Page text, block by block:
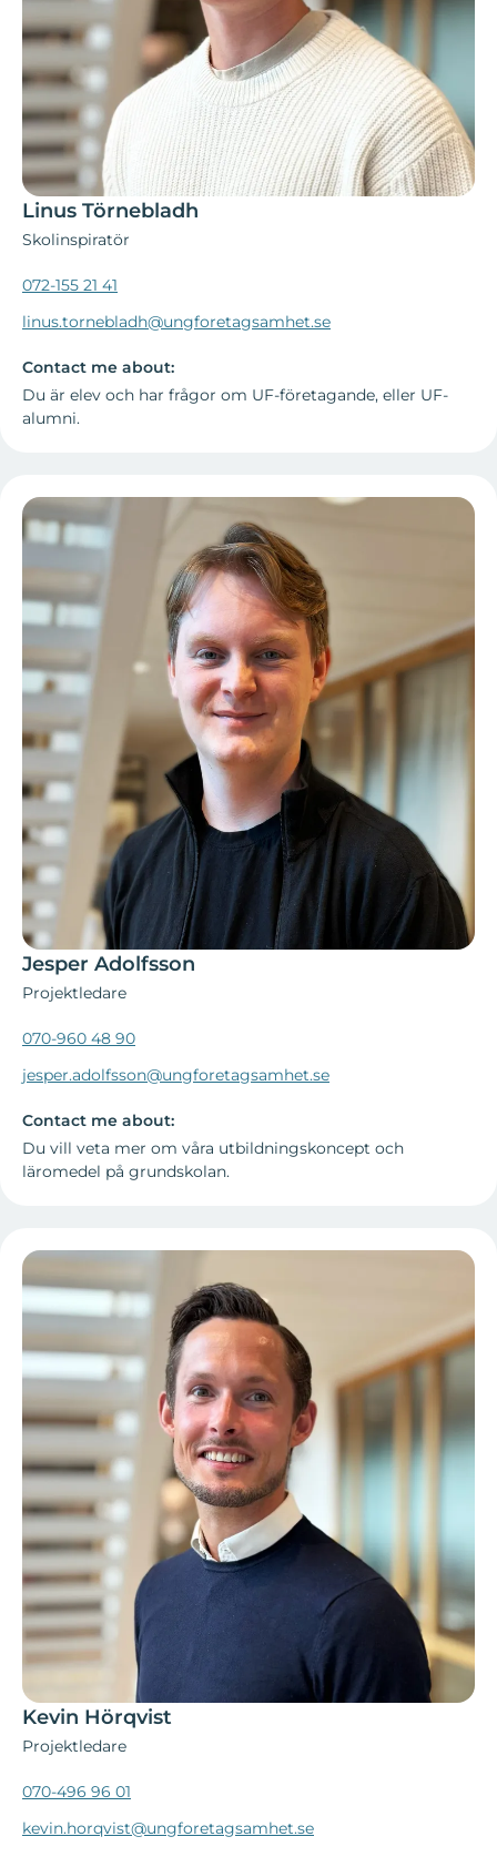
Linus Törnebladh
Skolinspiratör
072-155 21 41
linus.tornebladh@ungforetagsamhet.se
Contact me about:
Du är elev och har frågor om UF-företagande, eller UF-
alumni.
Jesper Adolfsson
Projektledare
070-960 48 90
jesper.adolfsson@ungforetagsamhet.se
Contact me about:
Du vill veta mer om våra utbildningskoncept och
läromedel på grundskolan.
Kevin Hörqvist
Projektledare
070-496 96 01
kevin.horqvist@ungforetagsamhet.se